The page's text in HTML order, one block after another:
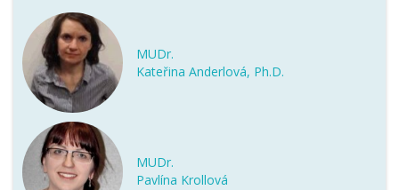
MUDr.
Kateřina Anderlová, Ph.D.
MUDr.
Pavlína Krollová